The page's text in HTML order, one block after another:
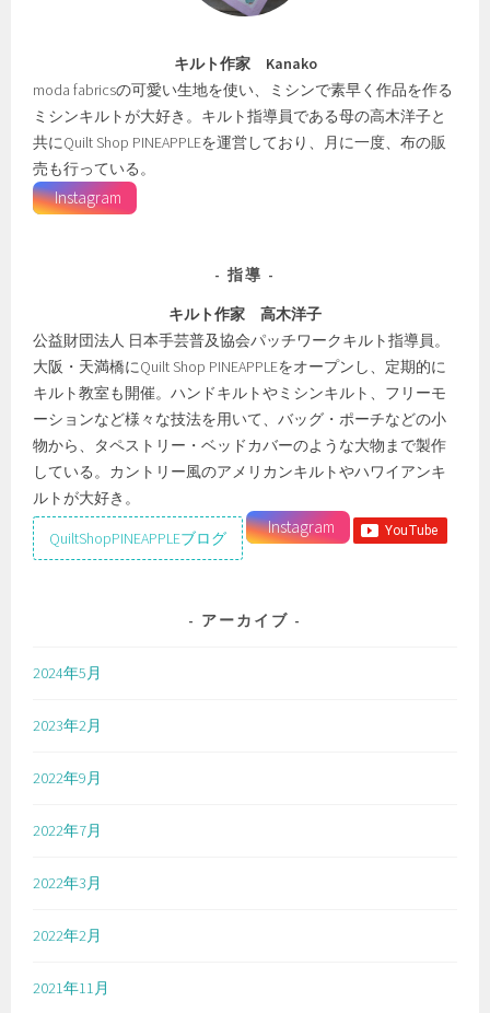
キルト作家 Kanako
moda fabricsの可愛い生地を使い、ミシンで素早く作品を作る
ミシンキルトが大好き。キルト指導員である母の高木洋子と
共にQuilt Shop PINEAPPLEを運営しており、月に一度、布の販
売も行っている。
Instagram
指導
キルト作家 高木洋子
公益財団法人 日本手芸普及協会パッチワークキルト指導員。
大阪・天満橋にQuilt Shop PINEAPPLEをオープンし、定期的に
キルト教室も開催。ハンドキルトやミシンキルト、フリーモ
ーションなど様々な技法を用いて、バッグ・ポーチなどの小
物から、タペストリー・ベッドカバーのような大物まで製作
している。カントリー風のアメリカンキルトやハワイアンキ
ルトが大好き。
QuiltShopPINEAPPLEブログ
Instagram
アーカイブ
2024年5月
2023年2月
2022年9月
2022年7月
2022年3月
2022年2月
2021年11月